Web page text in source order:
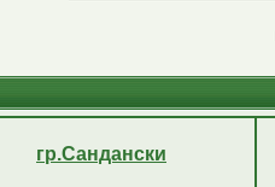
гр.Сандански